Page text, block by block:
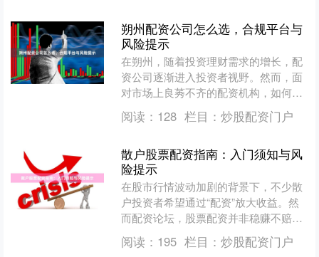
朔州配资公司怎么选，合规平台与
风险提示
在朔州，随着投资理财需求的增长，配
资公司逐渐进入投资者视野。然而，面
对市场上良莠不齐的配资机构，如何选
择一家合规、安全的配资公司，成为投
资者必须掌握的技能。本文....
阅读： 128 栏目： 炒股配资门户
散户股票配资指南：入门须知与风
险提示
在股市行情波动加剧的背景下，不少散
户投资者希望通过“配资”放大收益。然
而配资论坛，股票配资并非稳赚不赔的
工具，它更像一把双刃剑。本文将为散
户梳理配资的基本概念、....
阅读： 195 栏目： 炒股配资门户